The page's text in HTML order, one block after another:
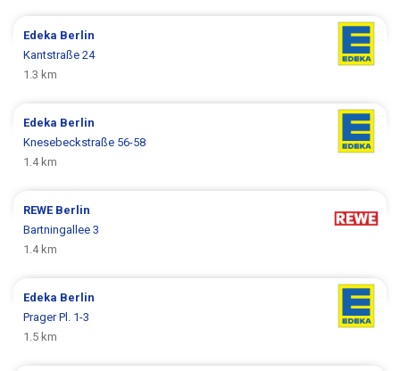
Edeka Berlin
Kantstraße 24
1.3 km
Edeka Berlin
Knesebeckstraße 56-58
1.4 km
REWE Berlin
Bartningallee 3
1.4 km
Edeka Berlin
Prager Pl. 1-3
1.5 km